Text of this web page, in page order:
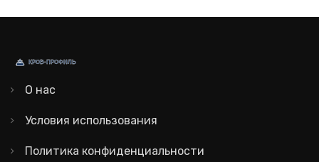
О нас
Условия использования
Политика конфиденциальности